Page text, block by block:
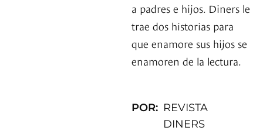
a padres e hijos. Diners le
trae dos historias para
que enamore sus hijos se
enamoren de la lectura.
POR: REVISTA
DINERS